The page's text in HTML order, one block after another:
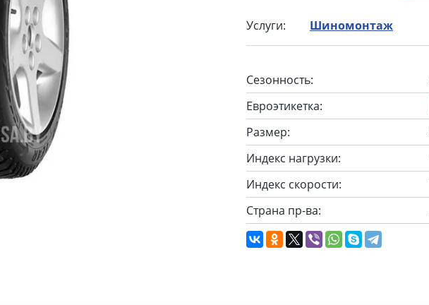
Услуги: Шиномонтаж
Сезонность:
Евроэтикетка:
Размер:
Индекс нагрузки:
Индекс скорости:
Страна пр-ва: